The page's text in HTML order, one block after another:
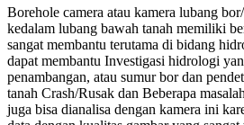
Borehole camera atau kamera lubang
kedalam lubang bawah tanah memiliki
sangat membantu terutama di bidang
dapat membantu Investigasi hidrologi
penambangan, atau sumur bor dan
tanah Crash/Rusak dan Beberapa
juga bisa dianalisa dengan kamera ini